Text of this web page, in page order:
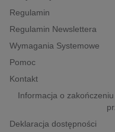
inne
popularno-
historia
Regulamin
Regulamin Newslettera
Wymagania Systemowe
Pomoc
Kontakt
Informacja o
Deklaracja dostępności